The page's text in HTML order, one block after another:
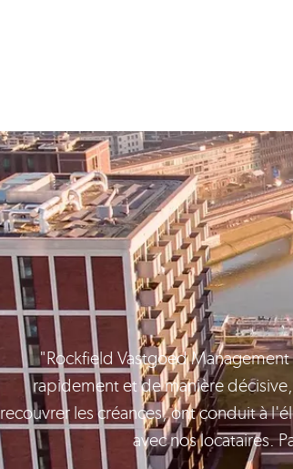
"Rockfield Vastgoed
rapidement et de manière
recouvrer les créances, ont conduit à
avec nos locataires.